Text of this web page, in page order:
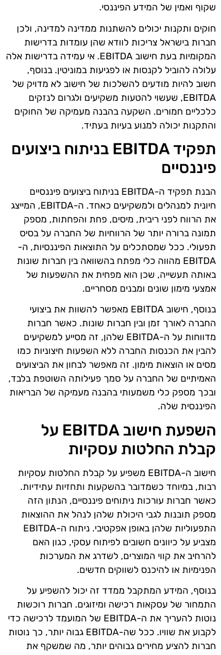
שקוף ואמין של המידע הפיננסי.
חוקים ותקנות יכולים להשתנות ממדינה למדינה, ולכן
חברות בישראל צריכות לוודא שהן עומדות בדרישות
המקומיות בעת חישוב EBITDA. אי עמידה בדרישות אלה
עלולה להוביל לקנסות או לפגיעות במוניטין. בנוסף,
חשוב להיות מודעים להשלכות של חישוב לא מדויק של
EBITDA, שעשוי להטעות משקיעים ולגרום לנזקים
כלכליים חמורים. השקעה בהבנה מעמיקה של החוקים
והתקנות יכולה למנוע בעיות בעתיד.
תפקיד EBITDA בניתוח ביצועים
פיננסיים
הבנת תפקיד ה-EBITDA בניתוח ביצועים פיננסיים
חיונית למנהלים ולמשקיעים כאחד. ה-EBITDA, המייצג
את הרווח לפני ריבית, מיסים, פחת והפחתות, מספק
תמונה ברורה יותר של הרווחיות של החברה על בסיס
תפעולי. ככל שמסתכלים על התוצאות הפיננסיות, ה-
EBITDA מהווה כלי מפתח בהשוואה בין חברות שונות
באותה תעשייה, שכן הוא מפחית את ההשפעות של
אמצעי מימון שונים ומבנים מסחריים.
בנוסף, חישוב EBITDA מאפשר להשוות את ביצועי
החברה לאורך זמן ובין חברות שונות. כאשר חברות
מדווחות על ה-EBITDA שלהן, זה מסייע למשקיעים
להבין את הכנסות החברה ללא השפעות חיצוניות כמו
מסים או הוצאות מימון. זה מאפשר לבחון את הביצועים
האמיתיים של החברה על סמך פעילותה השוטפת בלבד,
ובכך מספק כלי משמעותי בהבנה מעמיקה של הבריאות
הפיננסית שלה.
השפעת חישוב EBITDA על
קבלת החלטות עסקיות
חישוב ה-EBITDA משפיע על קבלת החלטות עסקיות
רבות, במיוחד כשמדובר בהשקעות ותחזיות עתידיות.
כאשר חברות עורכות ניתוחים פיננסיים, הנתון הזה
מספק תובנות לגבי היכולת שלהן לנהל את ההוצאות
התפעוליות שלהן באופן אפקטיבי. ניתוח ה-EBITDA
מצביע על כיוונים חשובים לפיתוח עסקי, כגון האם
להרחיב את קווי המוצרים, לשדרג את המערכות
הפנימיות או להיכנס לשווקים חדשים.
בנוסף, המידע המתקבל ממדד זה יכול להשפיע על
התמחור של עסקאות רכישה ומיזוגים. חברות רוכשות
נוטות להעריך את ה-EBITDA של המועמד לרכישה כדי
לקבוע את שוויו. ככל שה-EBITDA גבוה יותר, כך נוטות
חברות להציע מחירים גבוהים יותר, מה שמשקף את